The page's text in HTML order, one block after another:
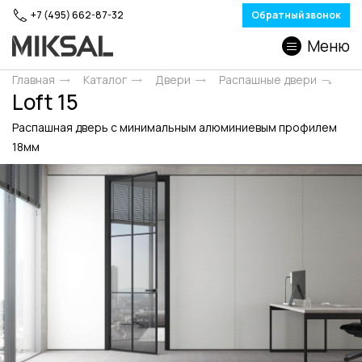
+7 (495) 662-87-32 Обратный звонок
Меню
Главная Каталог Двери Распашные двери
Loft 15
Распашная дверь с минимальным алюминиевым профилем
18мм